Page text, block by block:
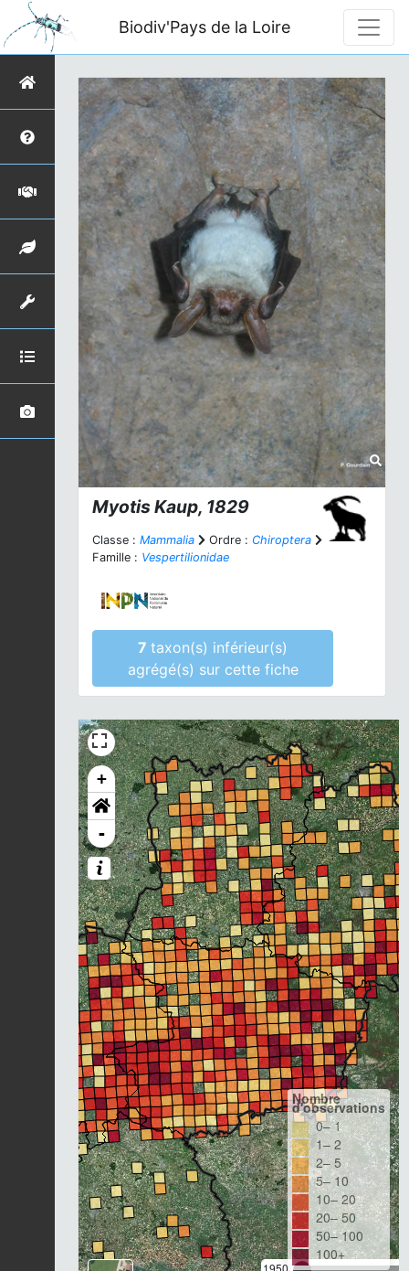
Biodiv'Pays de la Loire
Myotis Kaup, 1829
Classe : Mammalia Ordre : Chiroptera
Famille : Vespertilionidae
7taxon(s) inférieur(s)
agrégé(s) sur cette fiche
+
-
1950
Nombre
d'observations
0– 1
1– 2
2– 5
5– 10
10– 20
20– 50
50– 100
100+